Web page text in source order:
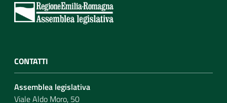
CONTATTI
Assemblea legislativa
Viale Aldo Moro, 50